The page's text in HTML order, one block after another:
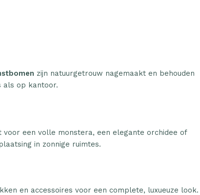
zijn natuurgetrouw nagemaakt en behouden
als op kantoor.
een volle monstera, een elegante orchidee of
in zonnige ruimtes.
en accessoires voor een complete, luxueuze look.